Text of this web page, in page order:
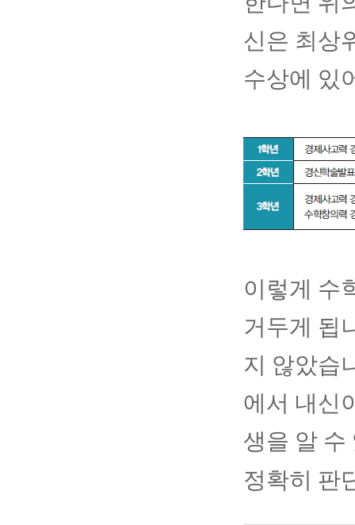
신은 최상
수상에 있
이렇게 수
거두게 됩
지 않았습
에서 내신
생을 알 수
정확히 판